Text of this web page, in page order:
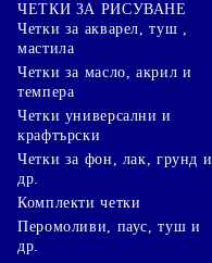
ЧЕТКИ ЗА РИСУВАНЕ
Четки за акварел, туш ,
мастила
Четки за масло, акрил и
темпера
Четки универсални и
крафтърски
Четки за фон, лак, грунд и
др.
Комплекти четки
Перомоливи, паус, туш и
др.